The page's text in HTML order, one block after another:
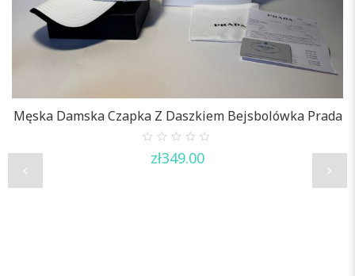
Męska Damska Czapka Z Daszkiem Bejsbolówka Prada
out
zł349.00